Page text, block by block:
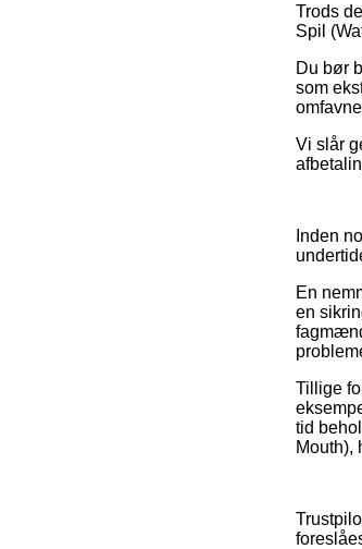
Trods
Spil
Du bør
som
Vi slår
Inden
En
en
Tillige
tid
Mouth),